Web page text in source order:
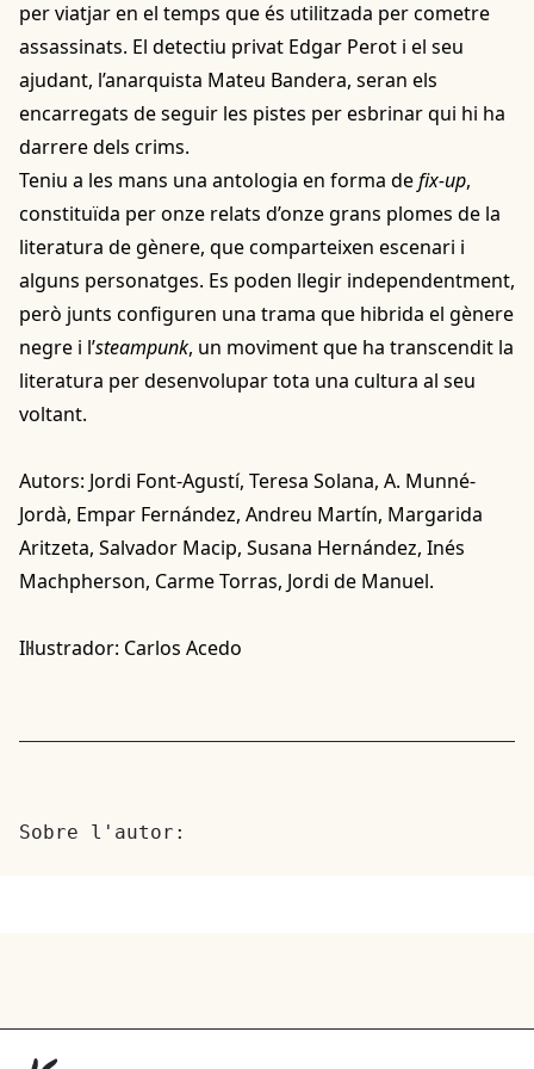
per viatjar en el temps que és utilitzada per cometre
assassinats. El detectiu privat Edgar Perot i el seu
ajudant, l’anarquista Mateu Bandera, seran els
encarregats de seguir les pistes per esbrinar qui hi ha
darrere dels crims.
Teniu a les mans una antologia en forma defix-up,
constituïda per onze relats d’onze grans plomes de la
literatura de gènere, que comparteixen escenari i
alguns personatges. Es poden llegir independentment,
però junts configuren una trama que hibrida el gènere
negre i l’steampunk, un moviment que ha transcendit la
literatura per desenvolupar tota una cultura al seu
voltant.
Autors: Jordi Font-Agustí, Teresa Solana, A. Munné-
Jordà, Empar Fernández, Andreu Martín, Margarida
Aritzeta, Salvador Macip, Susana Hernández, Inés
Machpherson, Carme Torras, Jordi de Manuel.
Il·lustrador: Carlos Acedo
Sobre l'autor: